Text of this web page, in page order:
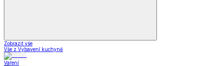
Zobrazit vše
Vše z Vybavení kuchyně
Vaření